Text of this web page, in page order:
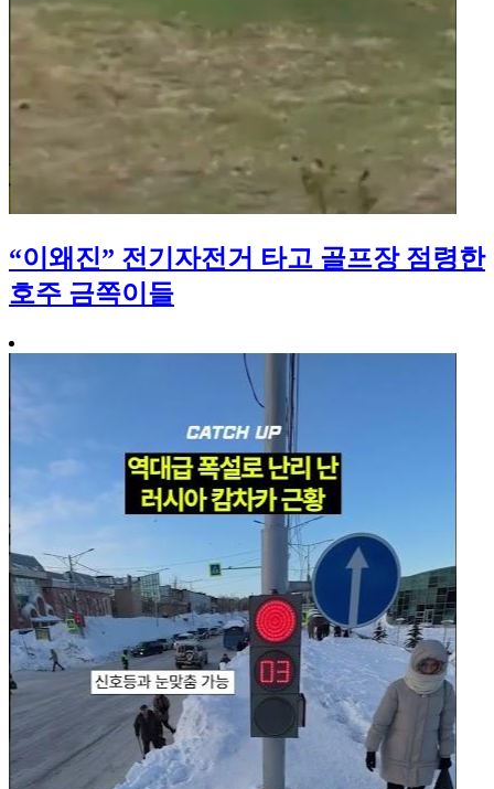
“이왜진” 전기자전거 타고 골프장 점령한
호주 금쪽이들